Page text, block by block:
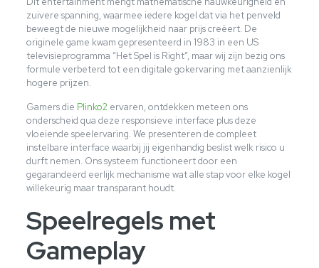
zuivere spanning, waarmee iedere kogel dat via het penveld
beweegt de nieuwe mogelijkheid naar prijs creëert. De
originele game kwam gepresenteerd in 1983 in een US
televisieprogramma “Het Spel is Right”, maar wij zijn bezig ons
formule verbeterd tot een digitale gokervaring met aanzienlijk
hogere prijzen.
Gamers die Plinko2ervaren, ontdekken meteen ons
onderscheid qua deze responsieve interface plus deze
vloeiende speelervaring. We presenteren de compleet
instelbare interface waarbij jij eigenhandig beslist welk risico u
durft nemen. Ons systeem functioneert door een
gegarandeerd eerlijk mechanisme wat alle stap voor elke kogel
willekeurig maar transparant houdt.
Speelregels met
Gameplay